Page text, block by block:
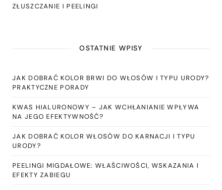
ZŁUSZCZANIE I PEELINGI
OSTATNIE WPISY
JAK DOBRAĆ KOLOR BRWI DO WŁOSÓW I TYPU URODY?
PRAKTYCZNE PORADY
KWAS HIALURONOWY – JAK WCHŁANIANIE WPŁYWA
NA JEGO EFEKTYWNOŚĆ?
JAK DOBRAĆ KOLOR WŁOSÓW DO KARNACJI I TYPU
URODY?
PEELINGI MIGDAŁOWE: WŁAŚCIWOŚCI, WSKAZANIA I
EFEKTY ZABIEGU